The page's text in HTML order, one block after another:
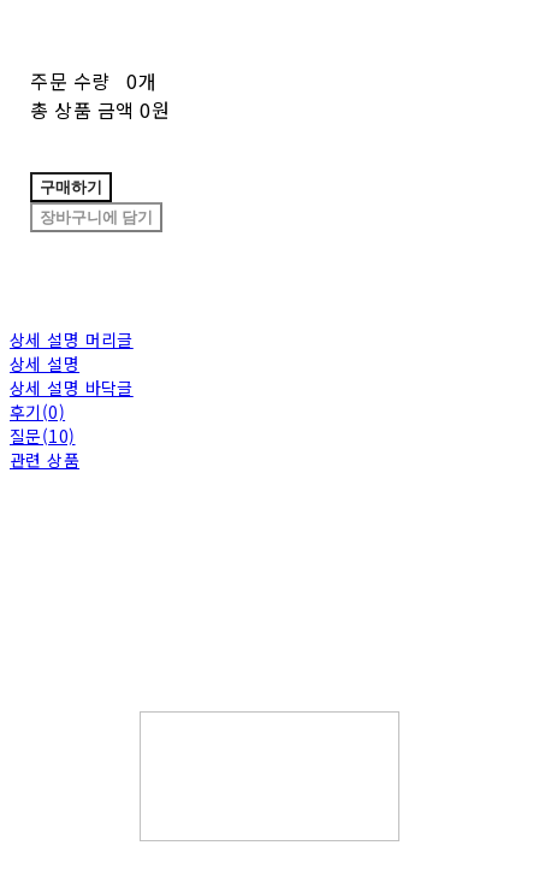
주문 수량 0개
총 상품 금액 0원
구매하기
장바구니에 담기
상세 설명 머리글
상세 설명
상세 설명 바닥글
후기(0)
질문(10)
관련 상품